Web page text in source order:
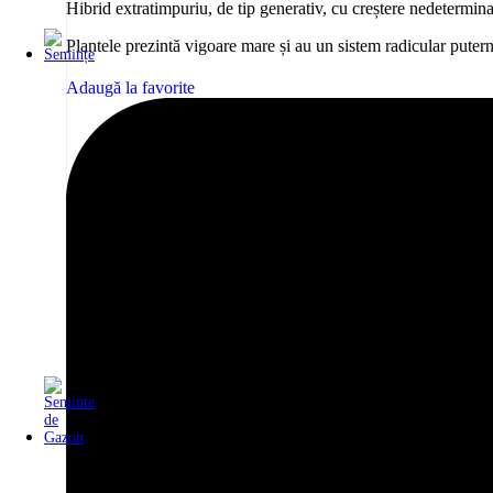
Hibrid extratimpuriu, de tip generativ, cu creștere
Plantele prezintă vigoare mare și au un sistem radicular
Adaugă la favorite